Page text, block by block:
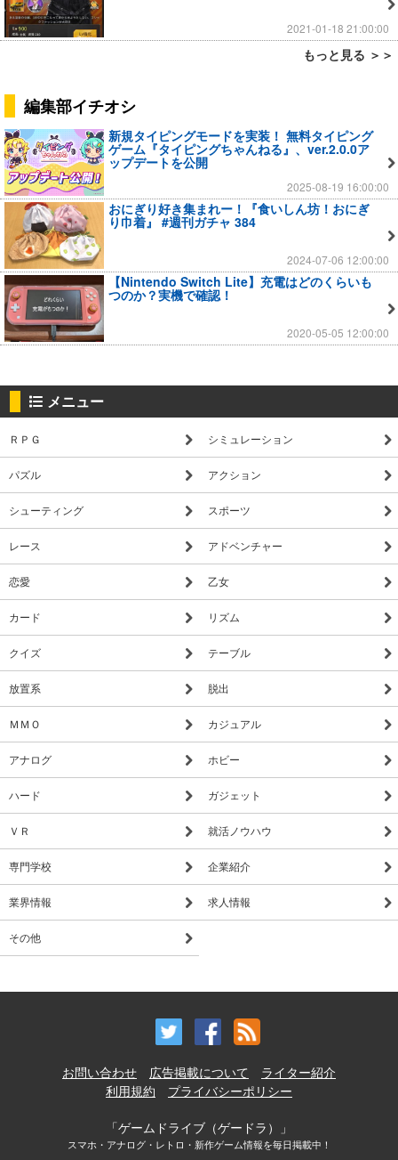
2021-01-18 21:00:00
もっと見る ＞＞
編集部イチオシ
新規タイピングモードを実装！ 無料タイピング
ゲーム『タイピングちゃんねる』、ver.2.0.0ア
ップデートを公開
2025-08-19 16:00:00
おにぎり好き集まれー！『食いしん坊！おにぎ
り巾着』 #週刊ガチャ 384
2024-07-06 12:00:00
【Nintendo Switch Lite】充電はどのくらいも
つのか？実機で確認！
2020-05-05 12:00:00
メニュー
ＲＰＧ シミュレーション
パズル アクション
シューティング スポーツ
レース アドベンチャー
恋愛 乙女
カード リズム
クイズ テーブル
放置系 脱出
ＭＭＯ カジュアル
アナログ ホビー
ハード ガジェット
ＶＲ 就活ノウハウ
専門学校 企業紹介
業界情報 求人情報
その他
お問い合わせ 広告掲載について
ライター紹介
利用規約
プライバシーポリシー
「ゲームドライブ（ゲードラ）」
スマホ・アナログ・レトロ・新作ゲーム情報を毎日掲載中！